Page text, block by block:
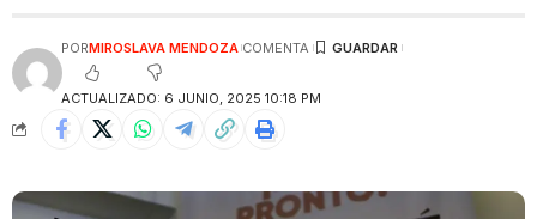
ACTUALIZADO: 6 JUNIO, 2025 10:18 PM
PORMIROSLAVA MENDOZA COMENTA